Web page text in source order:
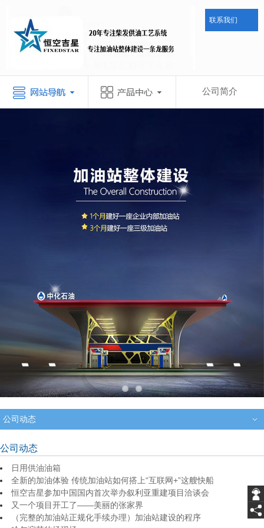
联系我们
公司简介
公司动态
公司动态
日用供油油箱
全新的加油体验 传统加油站如何搭上“互联网+”这艘快船
恒空吉星参加中国国内首次举办叙利亚重建项目洽谈会
又一个项目开工了——美丽的张家界
（完整的加油站正规化手续办理）加油站建设的程序